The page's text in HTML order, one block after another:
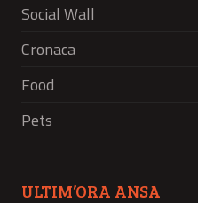
Social Wall
Cronaca
Food
Pets
ULTIM’ORA ANSA